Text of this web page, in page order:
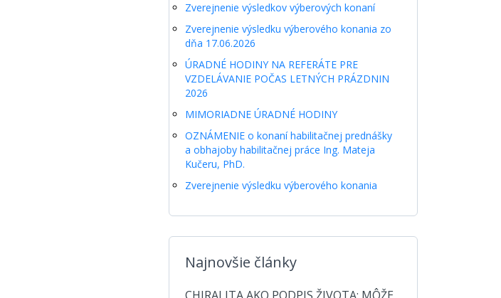
Zverejnenie výsledkov výberových konaní
Zverejnenie výsledku výberového konania zo
dňa 17.06.2026
ÚRADNÉ HODINY NA REFERÁTE PRE
VZDELÁVANIE POČAS LETNÝCH PRÁZDNIN
2026
MIMORIADNE ÚRADNÉ HODINY
OZNÁMENIE o konaní habilitačnej prednášky
a obhajoby habilitačnej práce Ing. Mateja
Kučeru, PhD.
Zverejnenie výsledku výberového konania
Najnovšie články